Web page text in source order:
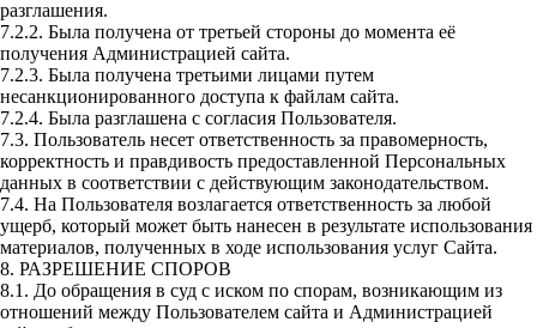
разглашения.
7.2.2. Была получена от третьей стороны до момента её
получения Администрацией сайта.
7.2.3. Была получена третьими лицами путем
несанкционированного доступа к файлам сайта.
7.2.4. Была разглашена с согласия Пользователя.
7.3. Пользователь несет ответственность за правомерность,
корректность и правдивость предоставленной Персональных
данных в соответствии с действующим законодательством.
7.4. На Пользователя возлагается ответственность за любой
ущерб, который может быть нанесен в результате использования
материалов, полученных в ходе использования услуг Сайта.
8. РАЗРЕШЕНИЕ СПОРОВ
8.1. До обращения в суд с иском по спорам, возникающим из
отношений между Пользователем сайта и Администрацией